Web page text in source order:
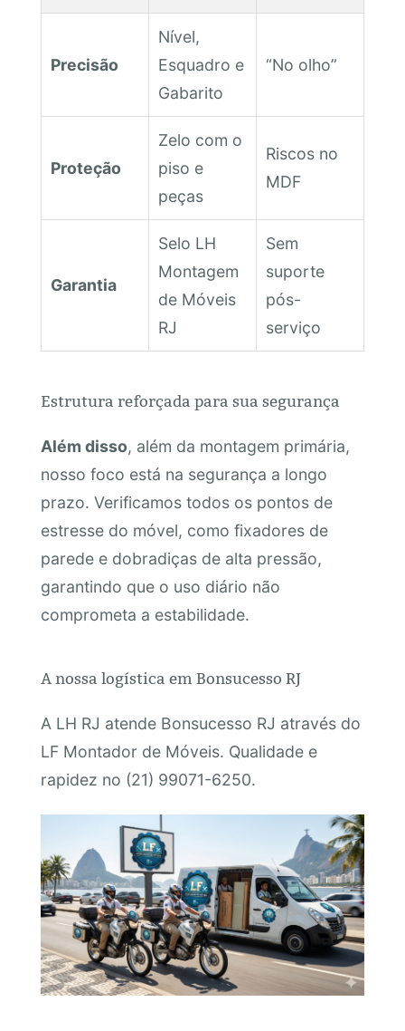
Precisão
Nível,
Esquadro e
Gabarito
“No olho”
Proteção
Zelo com o
piso e
peças
Riscos no
MDF
Garantia
Selo LH
Montagem
de Móveis
RJ
Sem
suporte
pós-
serviço
Estrutura reforçada para sua segurança
Além disso, além da montagem primária,
nosso foco está na segurança a longo
prazo. Verificamos todos os pontos de
estresse do móvel, como fixadores de
parede e dobradiças de alta pressão,
garantindo que o uso diário não
comprometa a estabilidade.
A nossa logística em Bonsucesso RJ
A LH RJ atende Bonsucesso RJ através do
LF Montador de Móveis. Qualidade e
rapidez no (21) 99071-6250.